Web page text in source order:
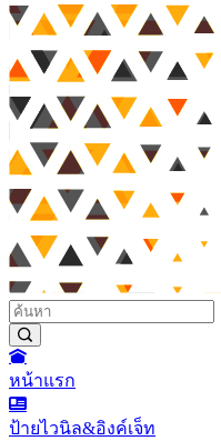
หน้าแรก
ป้ายไวนิล&อิงค์เจ็ท